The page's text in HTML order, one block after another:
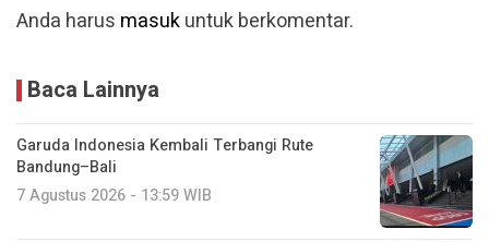
Anda harus masukuntuk berkomentar.
Baca Lainnya
Garuda Indonesia Kembali Terbangi Rute
Bandung–Bali
7 Agustus 2026 - 13:59 WIB